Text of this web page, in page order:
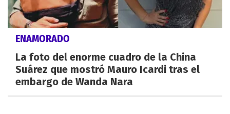
ENAMORADO
La foto del enorme cuadro de la China
Suárez que mostró Mauro Icardi tras el
embargo de Wanda Nara